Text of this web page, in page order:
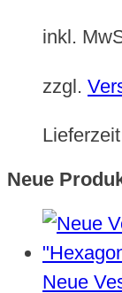
inkl.
zzgl.
Neue
Neue